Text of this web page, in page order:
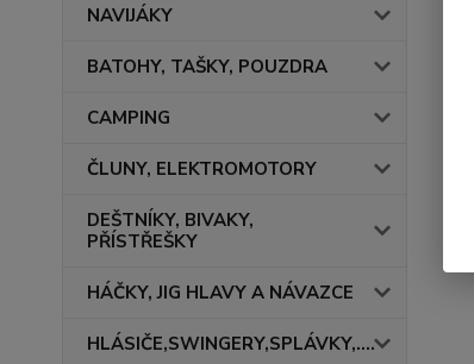
NAVIJÁKY
BATOHY, TAŠKY, POUZDRA
CAMPING
ČLUNY, ELEKTROMOTORY
DEŠTNÍKY, BIVAKY,
PŘÍSTŘEŠKY
HÁČKY, JIG HLAVY A NÁVAZCE
HLÁSIČE,SWINGERY,SPLÁVKY,....